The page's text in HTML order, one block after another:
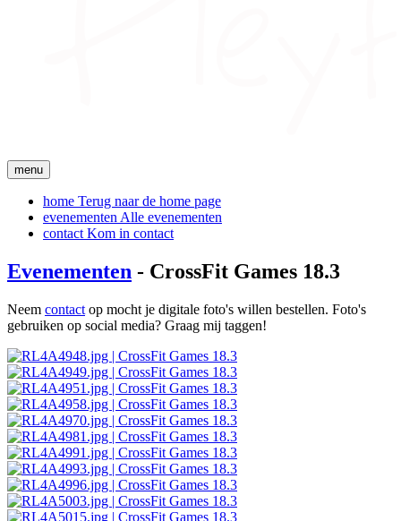
menu
home Terug naar de home page
evenementen Alle evenementen
contact Kom in contact
Evenementen - CrossFit Games 18.3
Neem contact op mocht je digitale foto's willen bestellen. Foto's
gebruiken op social media? Graag mij taggen!